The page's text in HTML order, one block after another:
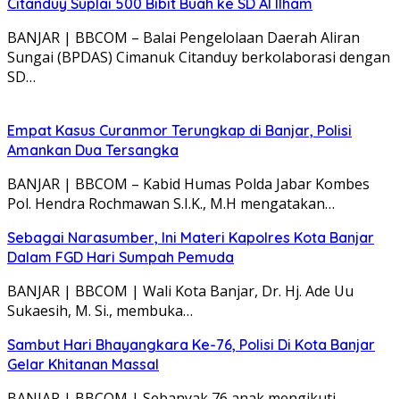
BANJAR | BBCOM – Balai Pengelolaan Daerah Aliran
Sungai (BPDAS) Cimanuk Citanduy berkolaborasi dengan
SD…
Empat Kasus Curanmor Terungkap di Banjar, Polisi
Amankan Dua Tersangka
BANJAR | BBCOM – Kabid Humas Polda Jabar Kombes
Pol. Hendra Rochmawan S.I.K., M.H mengatakan…
Sebagai Narasumber, Ini Materi Kapolres Kota Banjar
Dalam FGD Hari Sumpah Pemuda
BANJAR | BBCOM | Wali Kota Banjar, Dr. Hj. Ade Uu
Sukaesih, M. Si., membuka…
Sambut Hari Bhayangkara Ke-76, Polisi Di Kota Banjar
Gelar Khitanan Massal